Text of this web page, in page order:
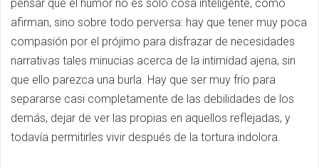
pensar que el humor no es solo cosa inteligente, como
afirman, sino sobre todo perversa: hay que tener muy poca
compasión por el prójimo para disfrazar de necesidades
narrativas tales minucias acerca de la intimidad ajena, sin
que ello parezca una burla. Hay que ser muy frío para
separarse casi completamente de las debilidades de los
demás, dejar de ver las propias en aquellos reflejadas, y
todavía permitirles vivir después de la tortura indolora.